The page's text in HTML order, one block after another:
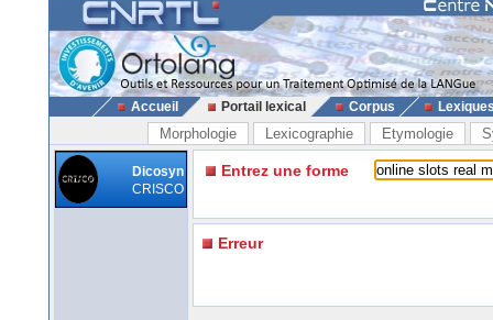
Accueil Portail lexical Corpus
Morphologie Lexicographie Etymologie
Dicosyn
CRISCO
Entrez une forme
Erreur